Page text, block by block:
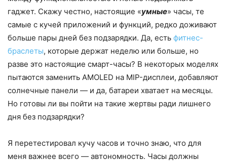
гаджет. Скажу честно, настоящие «умные» часы, те
самые с кучей приложений и функций, редко доживают
больше пары дней без подзарядки. Да, есть фитнес-
браслеты, которые держат неделю или больше, но
разве это настоящие смарт-часы? В некоторых моделях
пытаются заменить AMOLED на MIP-дисплеи, добавляют
солнечные панели — и да, батареи хватает на месяцы.
Но готовы ли вы пойти на такие жертвы ради лишнего
дня без подзарядки?
Я перетестировал кучу часов и точно знаю, что для
меня важнее всего — автономность. Часы должны